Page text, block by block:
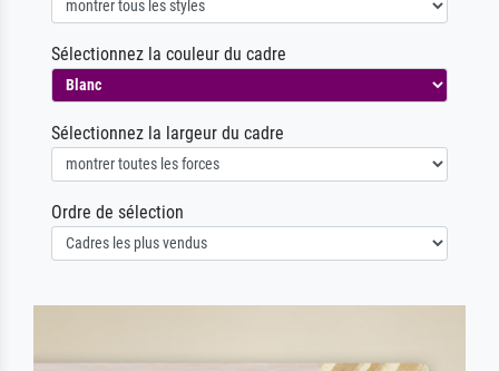
Sélectionnez la couleur du cadre
Sélectionnez la largeur du cadre
Ordre de sélection